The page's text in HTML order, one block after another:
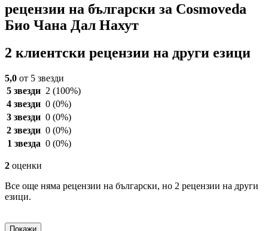
рецензии на български за Cosmoveda
Био Чана Дал Нахут
2 клиентски рецензии на други езици
5,0 от 5 звезди
5 звезди 2 (100%)
4 звезди 0 (0%)
3 звезди 0 (0%)
2 звезди 0 (0%)
1 звезда 0 (0%)
2 оценки
Все още няма рецензии на български, но 2 рецензии на други
езици.
Покажи